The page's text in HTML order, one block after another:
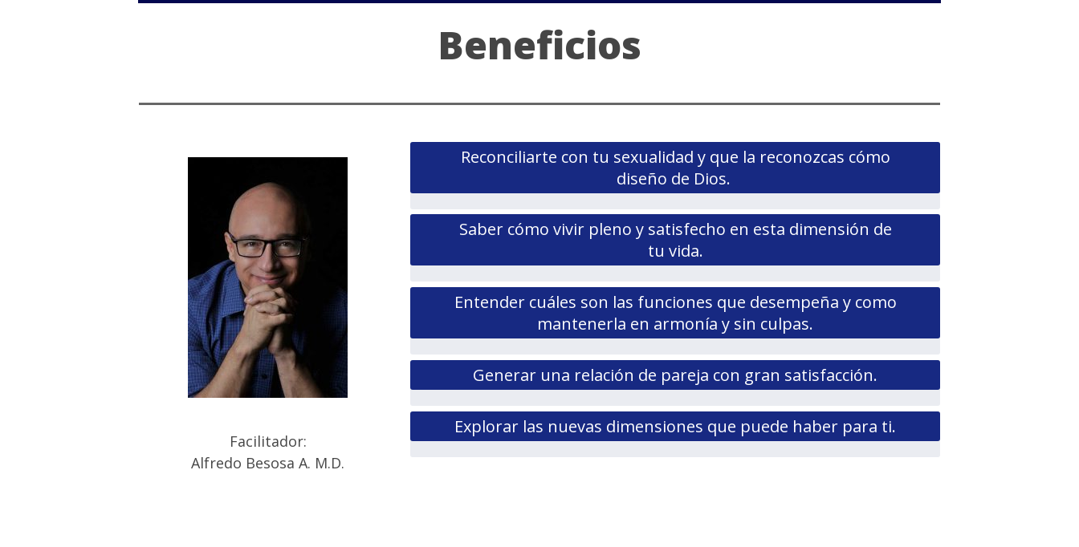
Beneficios
Facilitador:
Alfredo Besosa A. M.D.
Reconciliarte con tu sexualidad y que la reconozcas cómo
diseño de Dios.
Saber cómo vivir pleno y satisfecho en esta dimensión de
tu vida.
Entender cuáles son las funciones que desempeña y como
mantenerla en armonía y sin culpas.
Generar una relación de pareja con gran satisfacción.
Explorar las nuevas dimensiones que puede haber para ti.